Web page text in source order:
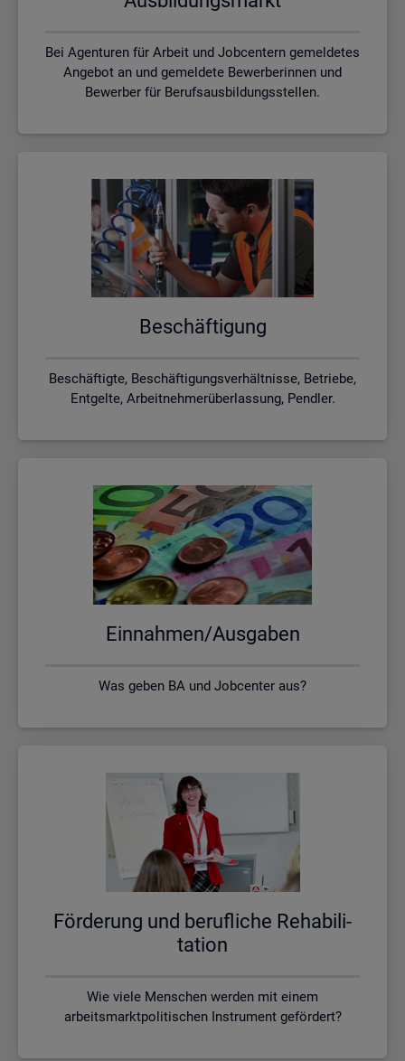
Bei Agenturen für Arbeit und Jobcentern gemeldetes
Angebot an und gemeldete Bewerberinnen und
Bewerber für Berufsausbildungsstellen.
Be­schäf­ti­gung
Beschäftigte, Beschäftigungsverhältnisse, Betriebe,
Entgelte, Arbeitnehmerüberlassung, Pendler.
Ein­nah­men/Aus­ga­ben
Was geben BA und Jobcenter aus?
För­de­rung und be­ruf­li­che Re­ha­bi­li­
ta­ti­on
Wie viele Menschen werden mit einem
arbeitsmarktpolitischen Instrument gefördert?